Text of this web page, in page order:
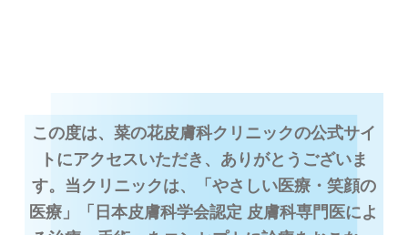
この度は、菜の花皮膚科クリニックの公式サイ
トにアクセスいただき、ありがとうございま
す。当クリニックは、「やさしい医療・笑顔の
医療」「日本皮膚科学会認定 皮膚科専門医によ